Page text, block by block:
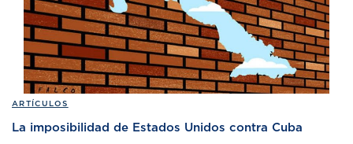
ARTÍCULOS
La imposibilidad de Estados Unidos contra Cuba